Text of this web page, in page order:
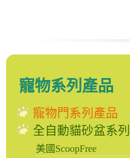
寵物系列產品
寵物門系列產品
全自動貓砂盆系列
美國ScoopFree